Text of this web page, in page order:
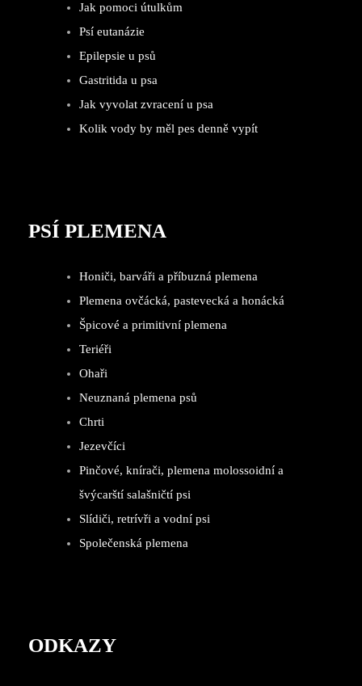
Jak pomoci útulkům
Psí eutanázie
Epilepsie u psů
Gastritida u psa
Jak vyvolat zvracení u psa
Kolik vody by měl pes denně vypít
PSÍ PLEMENA
Honiči, barváři a příbuzná plemena
Plemena ovčácká, pastevecká a honácká
Špicové a primitivní plemena
Teriéři
Ohaři
Neuznaná plemena psů
Chrti
Jezevčíci
Pinčové, knírači, plemena molossoidní a
švýcarští salašničtí psi
Slídiči, retrívři a vodní psi
Společenská plemena
ODKAZY